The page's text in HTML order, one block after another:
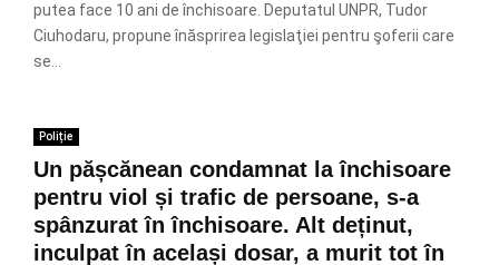
putea face 10 ani de închisoare. Deputatul UNPR, Tudor
Ciuhodaru, propune înăsprirea legislaţiei pentru şoferii care
se...
Poliție
Un pășcănean condamnat la închisoare
pentru viol și trafic de persoane, s-a
spânzurat în închisoare. Alt deținut,
inculpat în același dosar, a murit tot în